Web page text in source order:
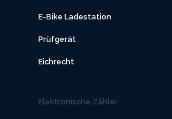
E-Bike Ladestation
Prüfgerät
Eichrecht
Elektronische Zähler